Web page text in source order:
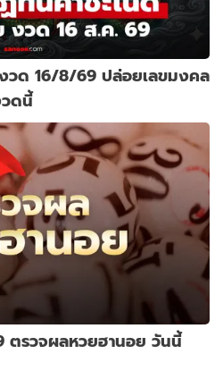
วด 16/8/69 ปล่อยเลขมงคล
ดนี้
รวจผลหวยฮานอย วันนี้